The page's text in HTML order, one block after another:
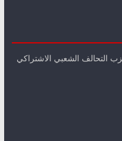
التحالف الشعبي الاشتراكي